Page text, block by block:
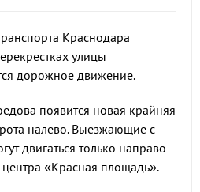
Краснодара
улицы
дорожное движение.
появится новая крайняя
налево. Выезжающие с
двигаться только направо
«Красная площадь».